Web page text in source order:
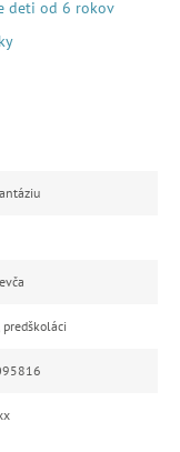
deti od 6 rokov
predškoláci